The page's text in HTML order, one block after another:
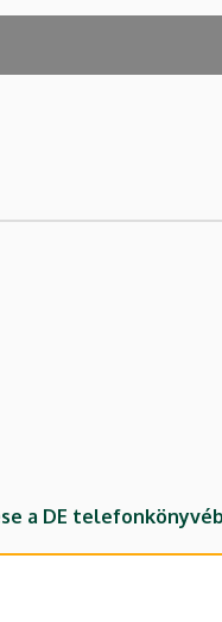
a DE